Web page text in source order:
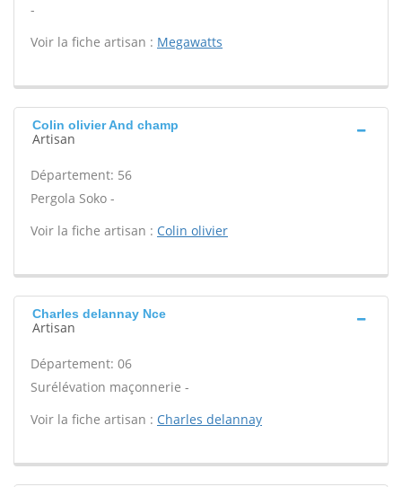
-
Voir la fiche artisan : Megawatts
Colin olivier And champ
Artisan
Département: 56
Pergola Soko -
Voir la fiche artisan : Colin olivier
Charles delannay Nce
Artisan
Département: 06
Surélévation maçonnerie -
Voir la fiche artisan : Charles delannay